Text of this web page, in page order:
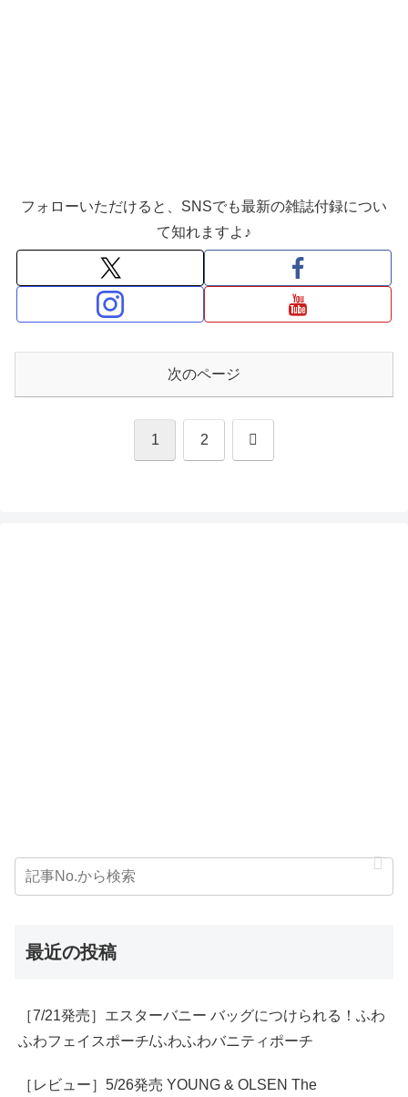
フォローいただけると、SNSでも最新の雑誌付録につい
て知れますよ♪
次のページ
1 2 次
最近の投稿
［7/21発売］エスターバニー バッグにつけられる！ふわ
ふわフェイスポーチ/ふわふわバニティポーチ
［レビュー］5/26発売 YOUNG & OLSEN The